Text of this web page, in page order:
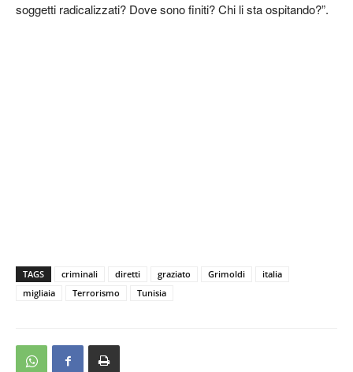
soggetti radicalizzati? Dove sono finiti? Chi li sta ospitando?”.
TAGS criminali diretti graziato Grimoldi
italia
migliaia
Terrorismo Tunisia